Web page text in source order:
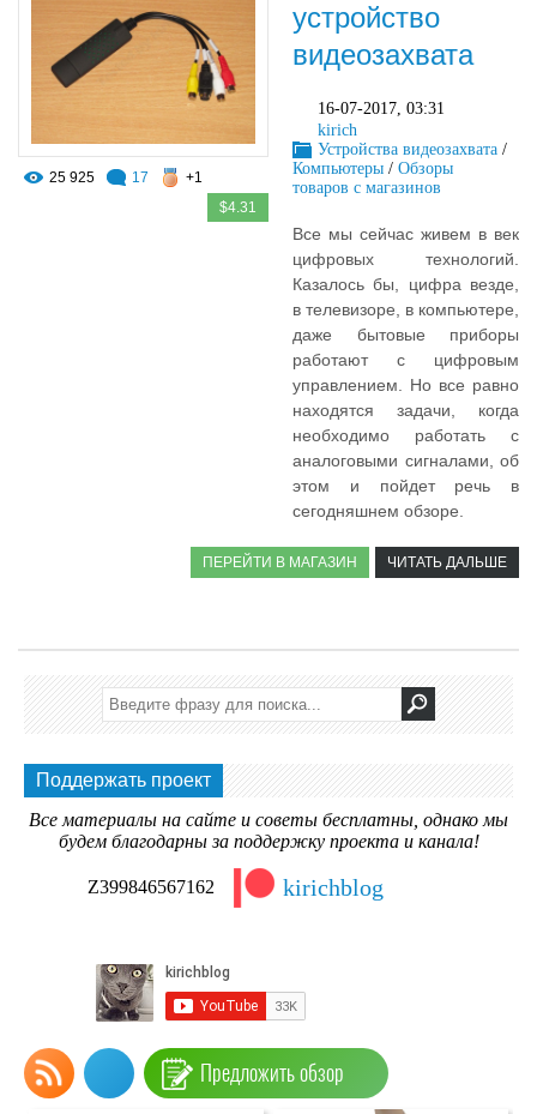
25 925 17
+1
$4.31
устройство
видеозахвата
16-07-2017, 03:31
kirich
Устройства видеозахвата /
Компьютеры / Обзоры
товаров с магазинов
Все мы сейчас живем в век
цифровых технологий.
Казалось бы, цифра везде,
в телевизоре, в компьютере,
даже бытовые приборы
работают с цифровым
управлением. Но все равно
находятся задачи, когда
необходимо работать с
аналоговыми сигналами, об
этом и пойдет речь в
сегодняшнем обзоре.
ПЕРЕЙТИ В МАГАЗИН ЧИТАТЬ ДАЛЬШЕ
Поддержать проект
Все материалы на сайте и советы бесплатны, однако мы
будем благодарны за поддержку проекта и канала!
Z399846567162 kirichblog
Предложить обзор